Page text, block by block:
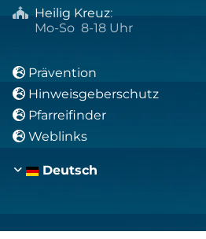
 Heilig Kreuz:
Mo-So 8-18 Uhr
 Prävention
 Hinweisgeberschutz
 Pfarreifinder
 Weblinks
Deutsch